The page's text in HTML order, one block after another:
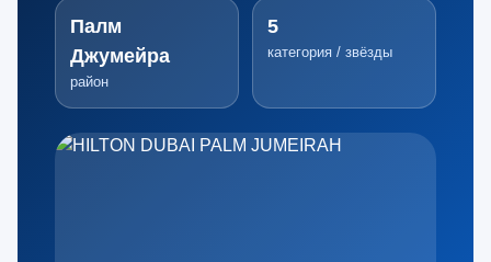
Палм
Джумейра
район
5
категория / звёзды